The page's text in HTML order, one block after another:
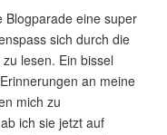
Blogparade eine super
sich durch die
lesen. Ein bissel
an meine
mich zu
ich sie jetzt auf